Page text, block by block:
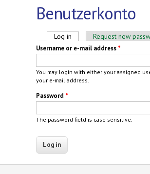
Benutzerkonto
Primary tabs
Log in (active tab)Request new
Username or e-mail address *
You may login with either your assigned
your e-mail address.
Password *
The password field is case sensitive.